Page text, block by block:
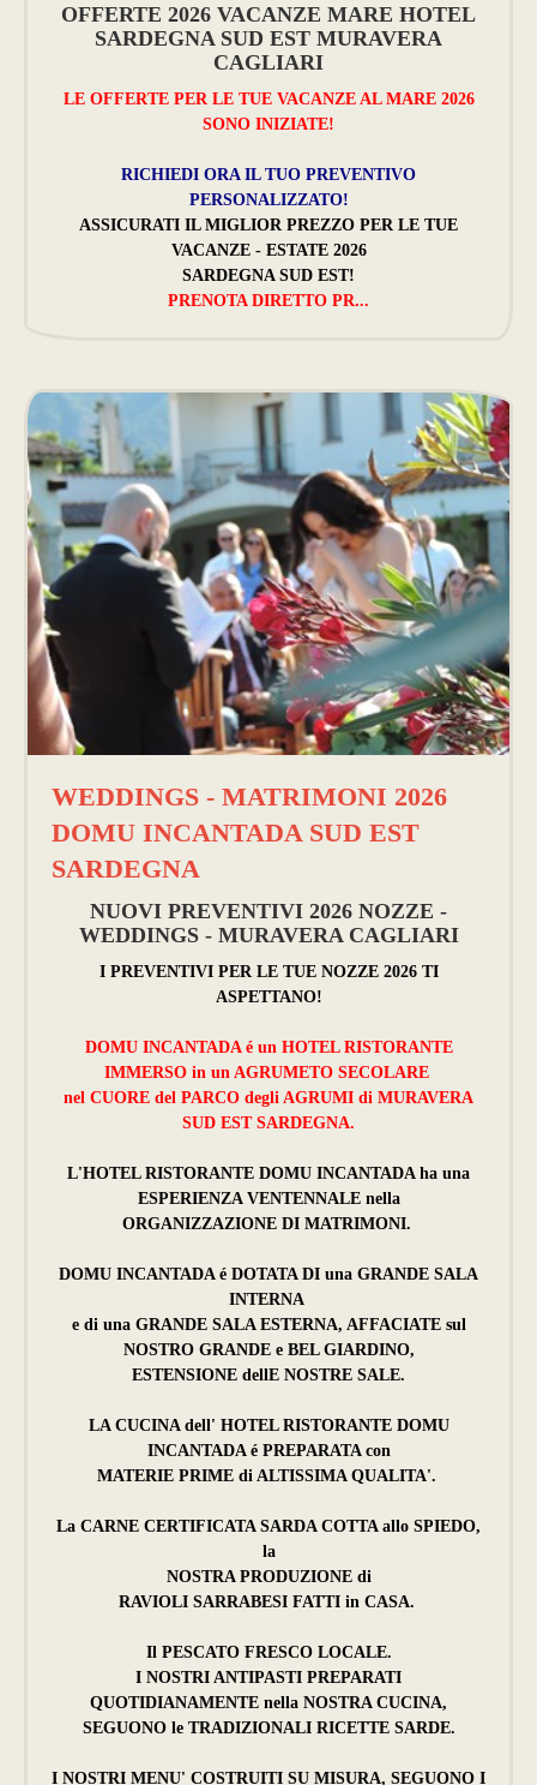
OFFERTE 2026 VACANZE MARE HOTEL
SARDEGNA SUD EST MURAVERA
CAGLIARI
LE OFFERTE PER LE TUE VACANZE AL MARE 2026
SONO INIZIATE!
RICHIEDI ORA IL TUO PREVENTIVO
PERSONALIZZATO!
ASSICURATI IL MIGLIOR PREZZO PER LE TUE
VACANZE - ESTATE 2026
SARDEGNA SUD EST!
PRENOTA DIRETTO PR...
WEDDINGS - MATRIMONI 2026
DOMU INCANTADA SUD EST
SARDEGNA
NUOVI PREVENTIVI 2026 NOZZE -
WEDDINGS - MURAVERA CAGLIARI
I PREVENTIVI PER LE TUE NOZZE 2026 TI
ASPETTANO!
DOMU INCANTADA é un HOTEL RISTORANTE
IMMERSO in un AGRUMETO SECOLARE
nel CUORE del PARCO degli AGRUMI di MURAVERA
SUD EST SARDEGNA.
L'HOTEL RISTORANTE DOMU INCANTADA ha una
ESPERIENZA VENTENNALE nella
ORGANIZZAZIONE DI MATRIMONI.
DOMU INCANTADA é DOTATA DI una GRANDE SALA
INTERNA
e di una GRANDE SALA ESTERNA, AFFACIATE sul
NOSTRO GRANDE e BEL GIARDINO,
ESTENSIONE dellE NOSTRE SALE.
LA CUCINA dell' HOTEL RISTORANTE DOMU
INCANTADA é PREPARATA con
MATERIE PRIME di ALTISSIMA QUALITA'.
La CARNE CERTIFICATA SARDA COTTA allo SPIEDO,
la
NOSTRA PRODUZIONE di
RAVIOLI SARRABESI FATTI in CASA.
Il PESCATO FRESCO LOCALE.
I NOSTRI ANTIPASTI PREPARATI
QUOTIDIANAMENTE nella NOSTRA CUCINA,
SEGUONO le TRADIZIONALI RICETTE SARDE.
I NOSTRI MENU' COSTRUITI SU MISURA, SEGUONO I